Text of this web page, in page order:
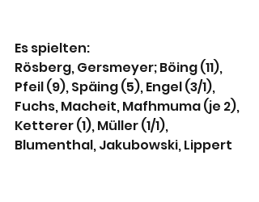
Es spielten:
Rösberg, Gersmeyer; Böing (11),
Pfeil (9), Späing (5), Engel (3/1),
Fuchs, Macheit, Mafhmuma (je 2),
Ketterer (1), Müller (1/1),
Blumenthal, Jakubowski, Lippert